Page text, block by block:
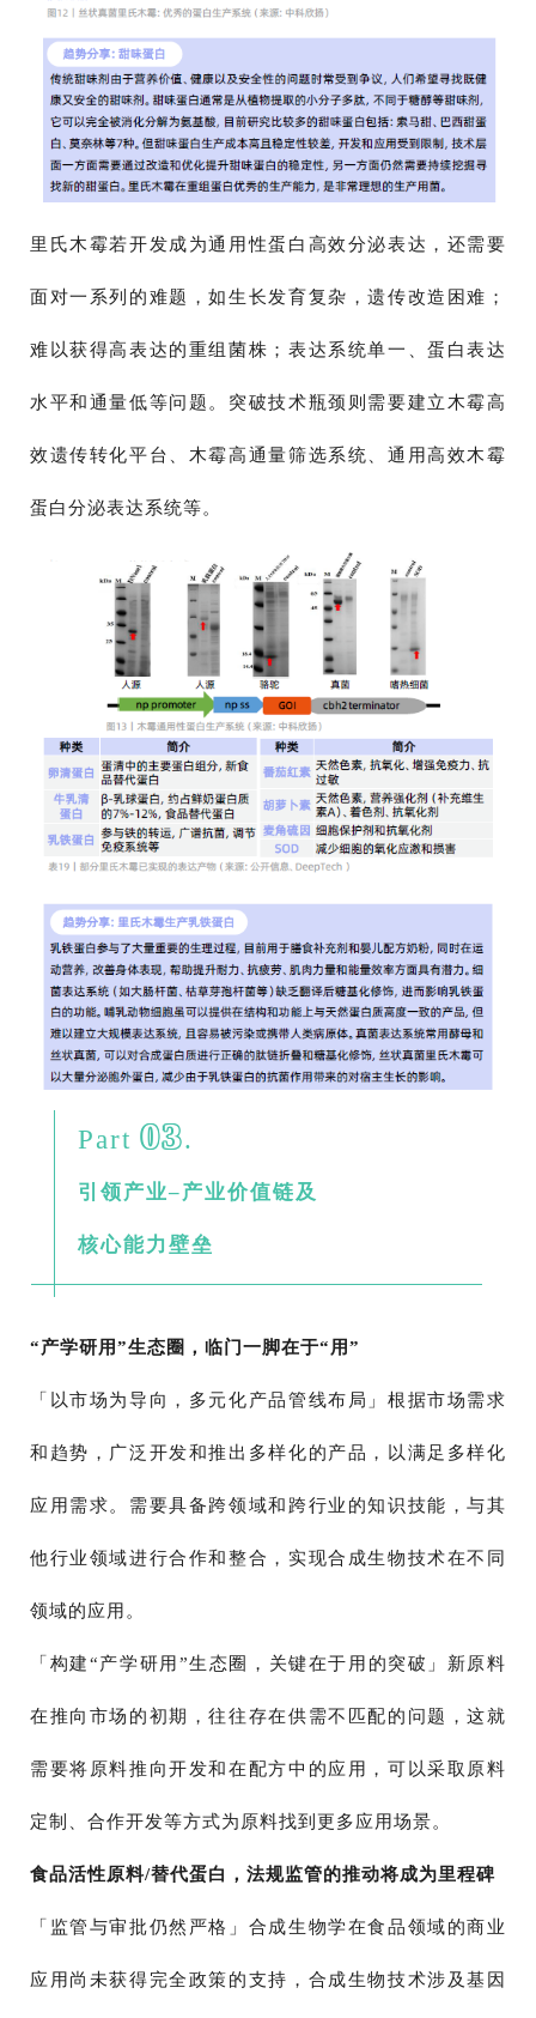
里氏木霉若开发成为通用性蛋白高效分泌表达，还需要
面对一系列的难题，如生长发育复杂，遗传改造困难；
难以获得高表达的重组菌株；表达系统单一、蛋白表达
水平和通量低等问题。突破技术瓶颈则需要建立木霉高
效遗传转化平台、木霉高通量筛选系统、通用高效木霉
蛋白分泌表达系统等。
Part 03.
引领产业–产业价值链及
核心能力壁垒
“产学研用”生态圈，临门一脚在于“用”
「以市场为导向，多元化产品管线布局」根据市场需求
和趋势，广泛开发和推出多样化的产品，以满足多样化
应用需求。需要具备跨领域和跨行业的知识技能，与其
他行业领域进行合作和整合，实现合成生物技术在不同
领域的应用。
「构建“产学研用”生态圈，关键在于用的突破」新原料
在推向市场的初期，往往存在供需不匹配的问题，这就
需要将原料推向开发和在配方中的应用，可以采取原料
定制、合作开发等方式为原料找到更多应用场景。
食品活性原料/替代蛋白，法规监管的推动将成为里程碑
「监管与审批仍然严格」合成生物学在食品领域的商业
应用尚未获得完全政策的支持，合成生物技术涉及基因